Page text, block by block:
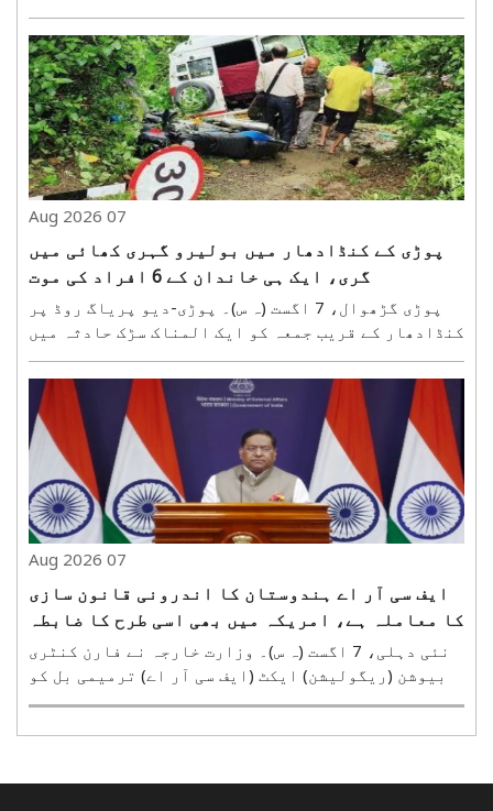
تفصیلات کا اشتراک کرے اور اس کے لیے جلد از جلد
دریاو¿ں پر ماہرین کی سطح کےطریقہ کار کی میٹنگ
طلب ..
07 Aug 2026
پوڑی کے کنڈادھار میں بولیرو گہری کھائی میں
گری، ایک ہی خاندان کے 6 افراد کی موت
پوڑی گڑھوال، 7 اگست (ہ س)۔ پوڑی-دیو پریاگ روڈ پر
کنڈادھار کے قریب جمعہ کو ایک المناک سڑک حادثہ میں
رفتار بولیرو بے قابو ہو کر 250 میٹر گہری کھائی
میں جا گری۔ حادثے میں سات میں سے چھ افراد موقع پر ..
07 Aug 2026
ایف سی آر اے ہندوستان کا اندرونی قانون سازی
کا معاملہ ہے، امریکہ میں بھی اسی طرح کا ضابطہ
ہے: وزارت خارجہ
نئی دہلی، 7 اگست (ہ س)۔ وزارت خارجہ نے فارن کنٹری
بیوشن (ریگولیشن) ایکٹ (ایف سی آر اے) ترمیمی بل کو